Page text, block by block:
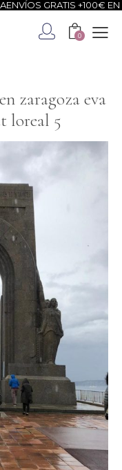
ENVÍOS GRATIS +100€ EN
0
zaragoza eva
loreal 5